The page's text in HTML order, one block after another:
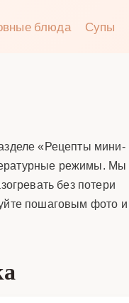
блюда Супы
«Рецепты мини-
режимы. Мы
без потери
пошаговым фото и